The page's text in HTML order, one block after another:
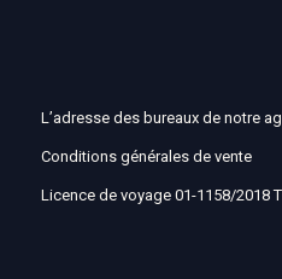
L’adresse des bureaux de notre
Conditions générales de vente
Licence de voyage 01-1158/2018